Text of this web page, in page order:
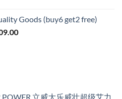
through
S$209.00
Goods (buy6 get2 free)
Price
POWER 立威大乐威壮超级艾力